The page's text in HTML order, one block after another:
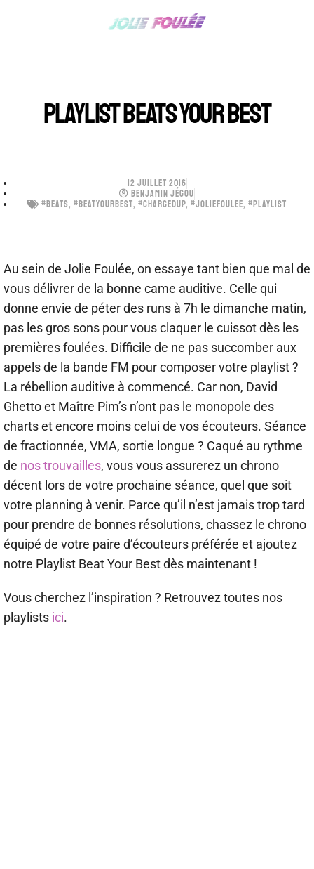
PLAYLIST BEATS YOUR BEST
12 JUILLET 2016
BENJAMIN JÉGOU
#BEATS, #BEATYOURBEST, #CHARGEDUP, #JOLIEFOULEE, #PLAYLIST
Au sein de Jolie Foulée, on essaye tant bien que mal de
vous délivrer de la bonne came auditive. Celle qui
donne envie de péter des runs à 7h le dimanche matin,
pas les gros sons pour vous claquer le cuissot dès les
premières foulées. Difficile de ne pas succomber aux
appels de la bande FM pour composer votre playlist ?
La rébellion auditive à commencé. Car non, David
Ghetto et Maître Pim’s n’ont pas le monopole des
charts et encore moins celui de vos écouteurs. Séance
de fractionnée, VMA, sortie longue ? Caqué au rythme
de nos trouvailles, vous vous assurerez un chrono
décent lors de votre prochaine séance, quel que soit
votre planning à venir. Parce qu’il n’est jamais trop tard
pour prendre de bonnes résolutions, chassez le chrono
équipé de votre paire d’écouteurs préférée et ajoutez
notre Playlist Beat Your Best dès maintenant !
Vous cherchez l’inspiration ? Retrouvez toutes nos
playlists ici.